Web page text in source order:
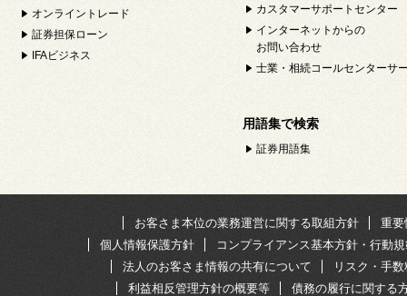
オンライントレード
証券担保ローン
IFAビジネス
カスタマーサポートセンター
インターネットからの
お問い合わせ
士業・相続コールセンターサ
用語集で検索
証券用語集
お客さま本位の業務運営に関する取組方針
重要
個人情報保護方針
コンプライアンス基本方針・行動
法人のお客さま情報の共有について
リスク・手
利益相反管理方針の概要等
債務の履行に関する